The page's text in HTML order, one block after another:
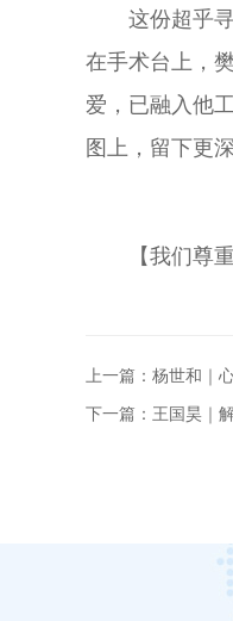
这份超乎
在手术台上，
爱，已融入他
图上，留下更深
【我们尊
上一篇：杨世和｜
下一篇：王国昊｜